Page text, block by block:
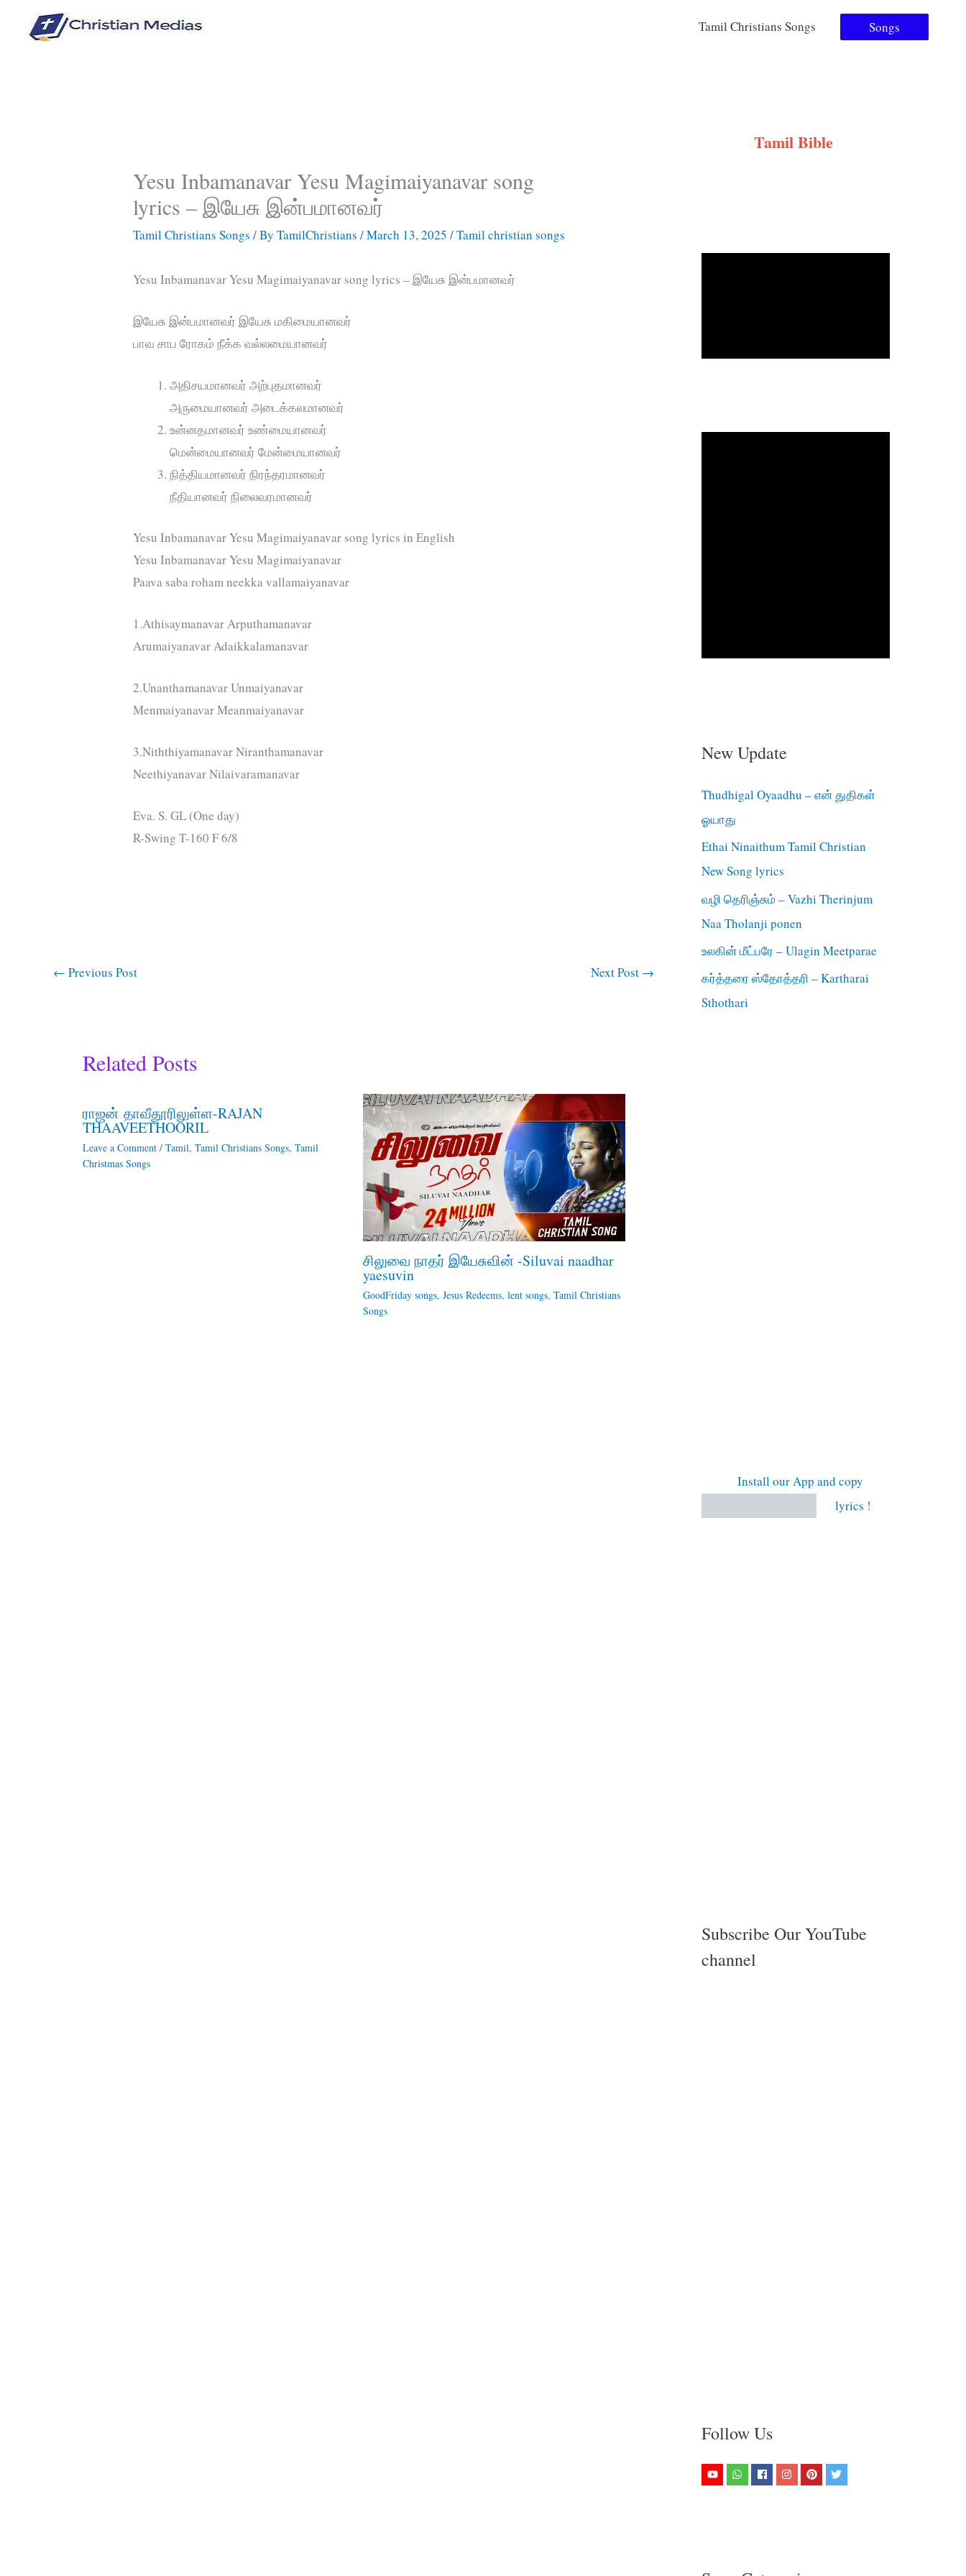
Tamil Christians Songs Songs
Yesu Inbamanavar Yesu Magimaiyanavar song
lyrics – இயேசு இன்பமானவர்
Tamil Christians Songs / ByTamilChristians/March 13, 2025/Tamil christian songs
Yesu Inbamanavar Yesu Magimaiyanavar song lyrics – இயேசு இன்பமானவர்
இயேசு இன்பமானவர் இயேசு மகிமையானவர்
பாவ சாப ரோகம் நீக்க வல்லமையானவர்
அதிசயமானவர் அற்புதமானவர்
அருமையானவர் அடைக்கலமானவர்
உன்னதமானவர் உண்மையானவர்
மென்மையானவர் மேன்மையானவர்
நித்தியமானவர் நிரந்தரமானவர்
நீதியானவர் நிலைவரமானவர்
Yesu Inbamanavar Yesu Magimaiyanavar song lyrics in English
Yesu Inbamanavar Yesu Magimaiyanavar
Paava saba roham neekka vallamaiyanavar
1.Athisaymanavar Arputhamanavar
Arumaiyanavar Adaikkalamanavar
2.Unanthamanavar Unmaiyanavar
Menmaiyanavar Meanmaiyanavar
3.Niththiyamanavar Niranthamanavar
Neethiyanavar Nilaivaramanavar
Eva. S. GL (One day)
R-Swing T-160 F 6/8
← Previous Post Next Post →
Related Posts
ராஜன் தாவீதூரிலுள்ள-RAJAN
THAAVEETHOORIL
Leave a Comment / Tamil, Tamil Christians Songs, Tamil
Christmas Songs
சிலுவை நாதர் இயேசுவின் -Siluvai naadhar
yaesuvin
GoodFriday songs, Jesus Redeems, lent songs, Tamil Christians
Songs
Tamil Bible
New Update
Thudhigal Oyaadhu – என் துதிகள்
ஓயாது
Ethai Ninaithum Tamil Christian
New Song lyrics
வழி தெரிஞ்சும் – Vazhi Therinjum
Naa Tholanji ponen
உலகின் மீட்பரே – Ulagin Meetparae
கர்த்தரை ஸ்தோத்தரி – Kartharai
Sthothari
Install our App and copy
lyrics !
Subscribe Our YouTube
channel
Follow Us